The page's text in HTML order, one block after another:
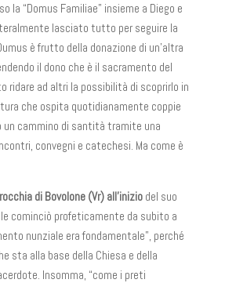
la “Domus Familiae” insieme a Diego e
lasciato tutto per seguire la
è frutto della donazione di un’altra
il dono che è il sacramento del
ridare ad altri la possibilità di scoprirlo in
che ospita quotidianamente coppie
un cammino di santità tramite una
convegni e catechesi. Ma come è
di Bovolone (Vr) all’iniziodel suo
cominciò profeticamente da subito a
nunziale era fondamentale”, perché
sta alla base della Chiesa e della
Insomma, “come i preti